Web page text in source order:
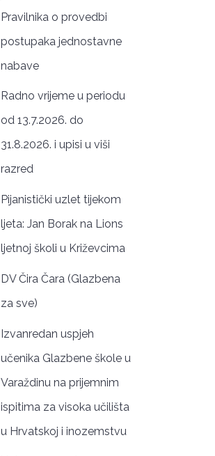
Pravilnika o provedbi
postupaka jednostavne
nabave
Radno vrijeme u periodu
od 13.7.2026. do
31.8.2026. i upisi u viši
razred
Pijanistički uzlet tijekom
ljeta: Jan Borak na Lions
ljetnoj školi u Križevcima
DV Čira Čara (Glazbena
za sve)
Izvanredan uspjeh
učenika Glazbene škole u
Varaždinu na prijemnim
ispitima za visoka učilišta
u Hrvatskoj i inozemstvu